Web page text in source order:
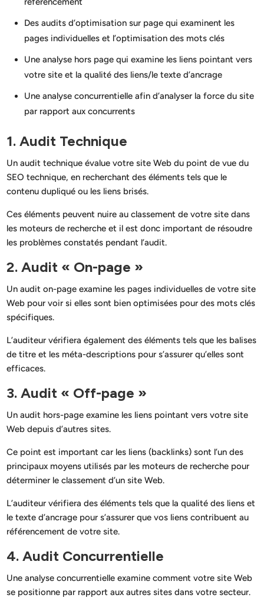
Des audits d’optimisation sur page qui examinent les
pages individuelles et l’optimisation des mots clés
Une analyse hors page qui examine les liens pointant vers
votre site et la qualité des liens/le texte d’ancrage
Une analyse concurrentielle afin d’analyser la force du site
par rapport aux concurrents
1. Audit Technique
Un audit technique évalue votre site Web du point de vue du
SEO technique, en recherchant des éléments tels que le
contenu dupliqué ou les liens brisés.
Ces éléments peuvent nuire au classement de votre site dans
les moteurs de recherche et il est donc important de résoudre
les problèmes constatés pendant l’audit.
2. Audit « On-page »
Un audit on-page examine les pages individuelles de votre site
Web pour voir si elles sont bien optimisées pour des mots clés
spécifiques.
L’auditeur vérifiera également des éléments tels que les balises
de titre et les méta-descriptions pour s’assurer qu’elles sont
efficaces.
3. Audit « Off-page »
Un audit hors-page examine les liens pointant vers votre site
Web depuis d’autres sites.
Ce point est important car les liens (backlinks) sont l’un des
principaux moyens utilisés par les moteurs de recherche pour
déterminer le classement d’un site Web.
L’auditeur vérifiera des éléments tels que la qualité des liens et
le texte d’ancrage pour s’assurer que vos liens contribuent au
référencement de votre site.
4. Audit Concurrentielle
Une analyse concurrentielle examine comment votre site Web
se positionne par rapport aux autres sites dans votre secteur.